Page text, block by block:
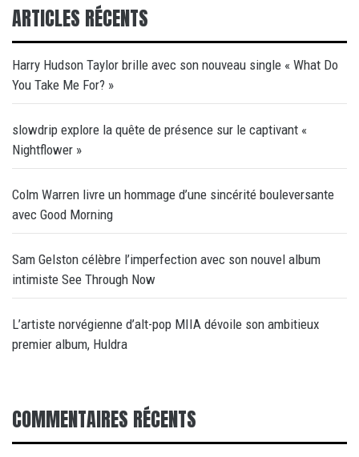
ARTICLES RÉCENTS
Harry Hudson Taylor brille avec son nouveau single « What Do
You Take Me For? »
slowdrip explore la quête de présence sur le captivant «
Nightflower »
Colm Warren livre un hommage d’une sincérité bouleversante
avec Good Morning
Sam Gelston célèbre l’imperfection avec son nouvel album
intimiste See Through Now
L’artiste norvégienne d’alt-pop MIIA dévoile son ambitieux
premier album, Huldra
COMMENTAIRES RÉCENTS